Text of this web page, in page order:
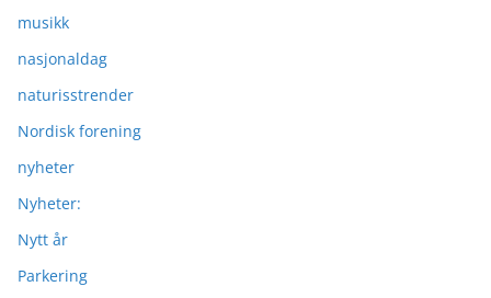
musikk
nasjonaldag
naturisstrender
Nordisk forening
nyheter
Nyheter:
Nytt år
Parkering